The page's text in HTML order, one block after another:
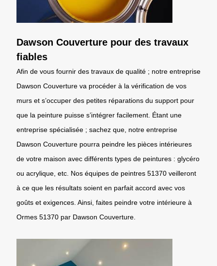
Dawson Couverture pour des travaux
fiables
Afin de vous fournir des travaux de qualité ; notre entreprise
Dawson Couverture va procéder à la vérification de vos
murs et s’occuper des petites réparations du support pour
que la peinture puisse s’intégrer facilement. Étant une
entreprise spécialisée ; sachez que, notre entreprise
Dawson Couverture pourra peindre les pièces intérieures
de votre maison avec différents types de peintures : glycéro
ou acrylique, etc. Nos équipes de peintres 51370 veilleront
à ce que les résultats soient en parfait accord avec vos
goûts et exigences. Ainsi, faites peindre votre intérieure à
Ormes 51370 par Dawson Couverture.